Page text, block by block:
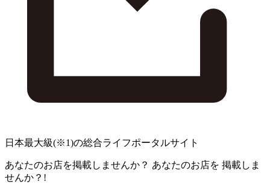
日本最大級(※1)の総合ライフポータルサイト
あなたのお店を掲載しませんか？ あなたのお店を 掲載しま
せんか？!